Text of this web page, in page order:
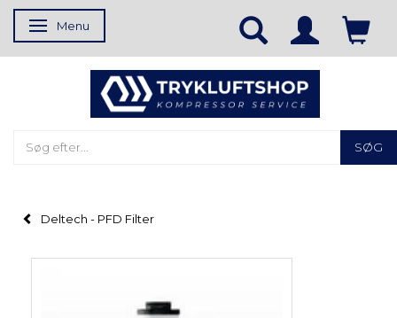
Skifte navigation
Menu
SØG
Deltech - PFD Filter